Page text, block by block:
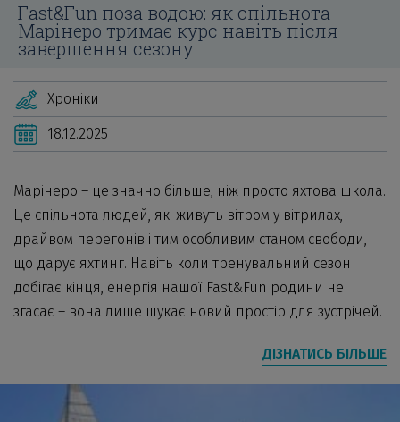
Fast&Fun поза водою: як спільнота
Марінеро тримає курс навіть після
завершення сезону
Хроніки
18.12.2025
Марінеро – це значно більше, ніж просто яхтова школа.
Це спільнота людей, які живуть вітром у вітрилах,
драйвом перегонів і тим особливим станом свободи,
що дарує яхтинг. Навіть коли тренувальний сезон
добігає кінця, енергія нашої Fast&Fun родини не
згасає – вона лише шукає новий простір для зустрічей.
ДІЗНАТИСЬ БІЛЬШЕ